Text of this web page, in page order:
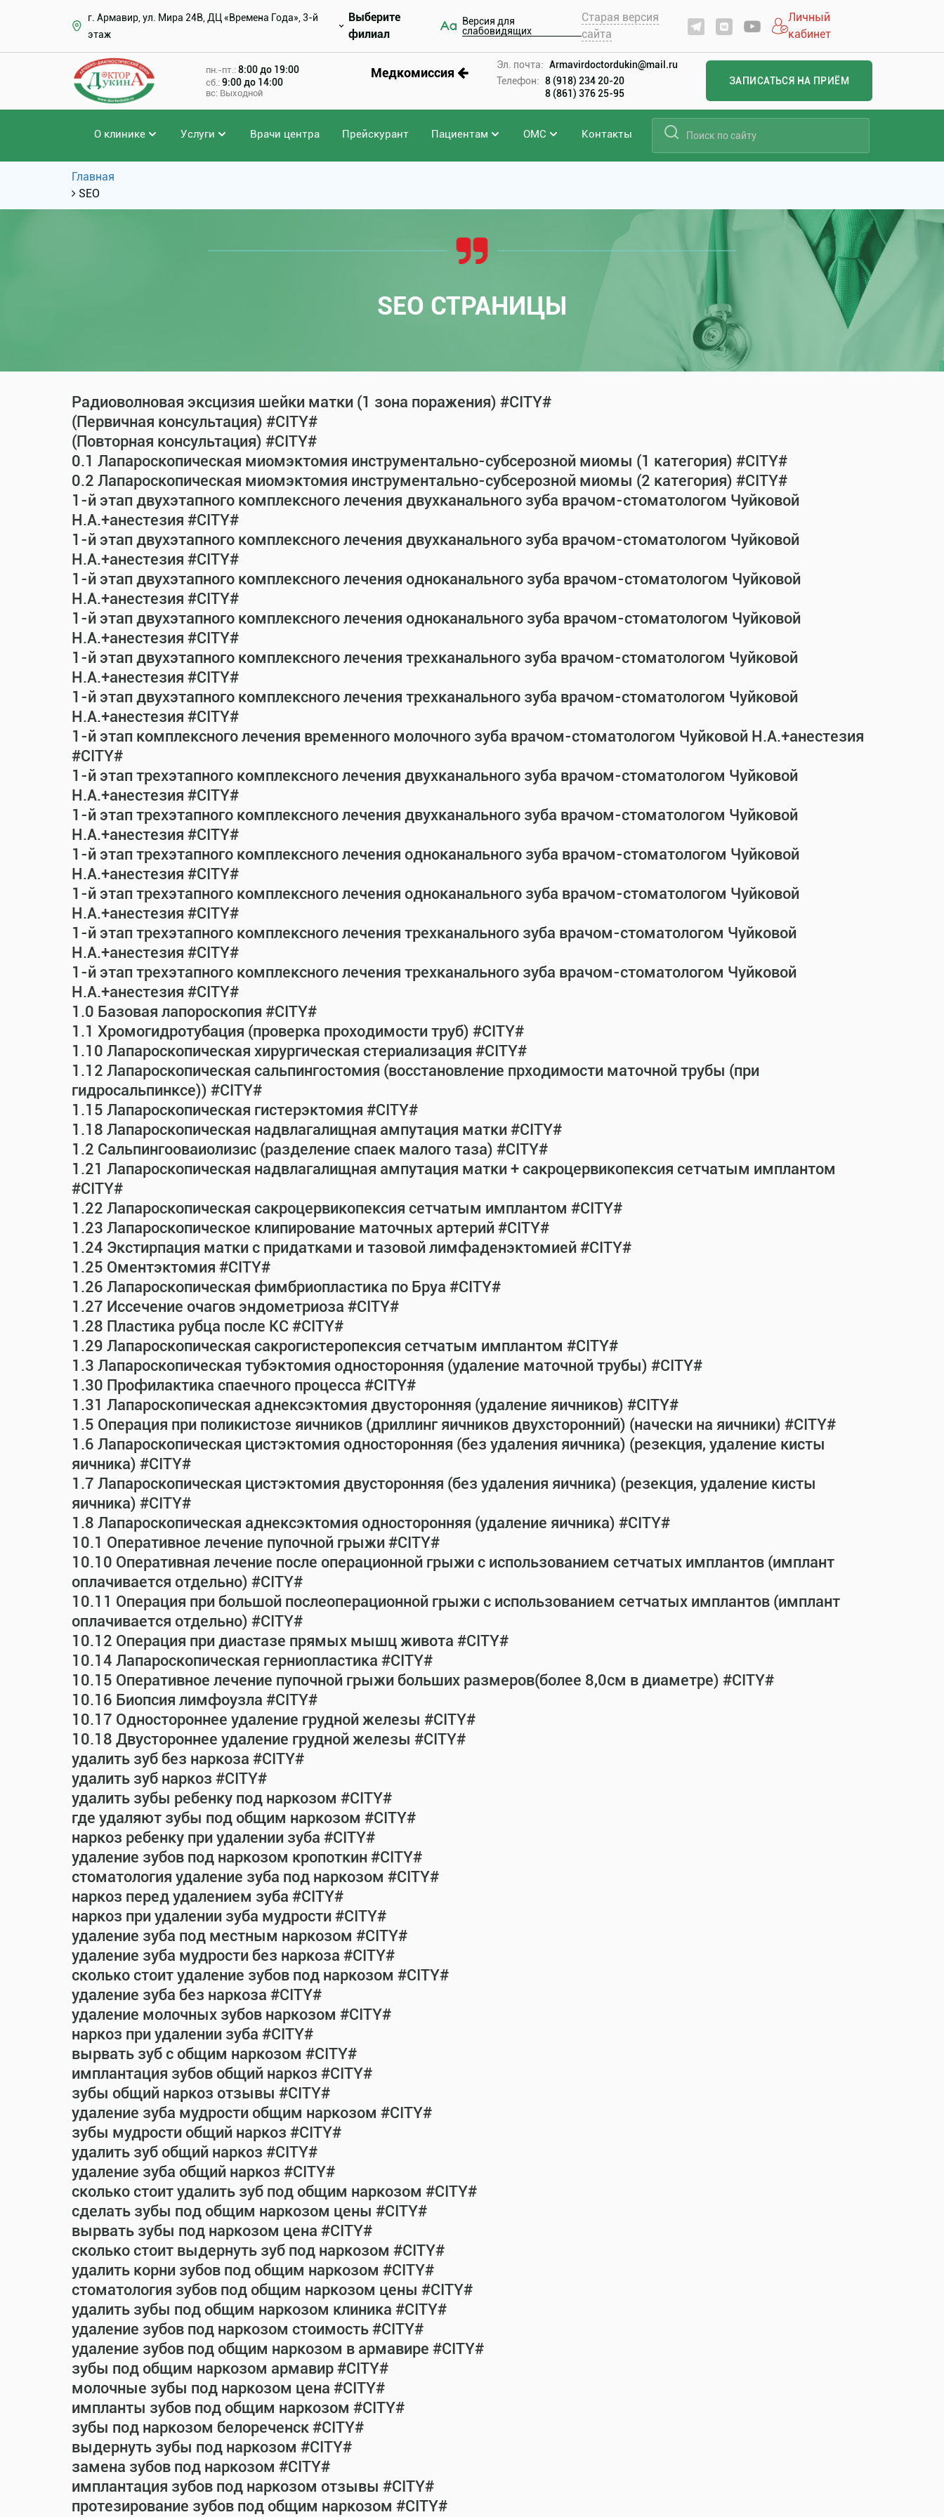
г. Армавир, ул. Мира 24В, ДЦ «Времена Года», 3-й
этаж
Выберите
филиал
Версия для
слабовидящих
Старая версия
сайта
Личный
кабинет
пн.-пт.:8:00 до 19:00
сб.:9:00 до 14:00
вс: Выходной
Медкомиссия
Эл. почта: Armavirdoctordukin@mail.ru
Телефон: 8 (918) 234 20-20
8 (861) 376 25-95
ЗАПИСАТЬСЯ НА ПРИЁМ
О клинике Услуги Врачи центра Прейскурант Пациентам ОМС Контакты
Главная
SEO
SEO СТРАНИЦЫ
Радиоволновая эксцизия шейки матки (1 зона поражения) #CITY#
(Первичная консультация) #CITY#
(Повторная консультация) #CITY#
0.1 Лапароскопическая миомэктомия инструментально-субсерозной миомы (1 категория) #CITY#
0.2 Лапароскопическая миомэктомия инструментально-субсерозной миомы (2 категория) #CITY#
1-й этап двухэтапного комплексного лечения двухканального зуба врачом-стоматологом Чуйковой
Н.А.+анестезия #CITY#
1-й этап двухэтапного комплексного лечения двухканального зуба врачом-стоматологом Чуйковой
Н.А.+анестезия #CITY#
1-й этап двухэтапного комплексного лечения одноканального зуба врачом-стоматологом Чуйковой
Н.А.+анестезия #CITY#
1-й этап двухэтапного комплексного лечения одноканального зуба врачом-стоматологом Чуйковой
Н.А.+анестезия #CITY#
1-й этап двухэтапного комплексного лечения трехканального зуба врачом-стоматологом Чуйковой
Н.А.+анестезия #CITY#
1-й этап двухэтапного комплексного лечения трехканального зуба врачом-стоматологом Чуйковой
Н.А.+анестезия #CITY#
1-й этап комплексного лечения временного молочного зуба врачом-стоматологом Чуйковой Н.А.+анестезия
#CITY#
1-й этап трехэтапного комплексного лечения двухканального зуба врачом-стоматологом Чуйковой
Н.А.+анестезия #CITY#
1-й этап трехэтапного комплексного лечения двухканального зуба врачом-стоматологом Чуйковой
Н.А.+анестезия #CITY#
1-й этап трехэтапного комплексного лечения одноканального зуба врачом-стоматологом Чуйковой
Н.А.+анестезия #CITY#
1-й этап трехэтапного комплексного лечения одноканального зуба врачом-стоматологом Чуйковой
Н.А.+анестезия #CITY#
1-й этап трехэтапного комплексного лечения трехканального зуба врачом-стоматологом Чуйковой
Н.А.+анестезия #CITY#
1-й этап трехэтапного комплексного лечения трехканального зуба врачом-стоматологом Чуйковой
Н.А.+анестезия #CITY#
1.0 Базовая лапороскопия #CITY#
1.1 Хромогидротубация (проверка проходимости труб) #CITY#
1.10 Лапароскопическая хирургическая стериализация #CITY#
1.12 Лапароскопическая сальпингостомия (восстановление прходимости маточной трубы (при
гидросальпинксе)) #CITY#
1.15 Лапароскопическая гистерэктомия #CITY#
1.18 Лапароскопическая надвлагалищная ампутация матки #CITY#
1.2 Сальпингооваиолизис (разделение спаек малого таза) #CITY#
1.21 Лапароскопическая надвлагалищная ампутация матки + сакроцервикопексия сетчатым имплантом
#CITY#
1.22 Лапароскопическая сакроцервикопексия сетчатым имплантом #CITY#
1.23 Лапароскопическое клипирование маточных артерий #CITY#
1.24 Экстирпация матки с придатками и тазовой лимфаденэктомией #CITY#
1.25 Оментэктомия #CITY#
1.26 Лапароскопическая фимбриопластика по Бруа #CITY#
1.27 Иссечение очагов эндометриоза #CITY#
1.28 Пластика рубца после КС #CITY#
1.29 Лапароскопическая сакрогистеропексия сетчатым имплантом #CITY#
1.3 Лапароскопическая тубэктомия односторонняя (удаление маточной трубы) #CITY#
1.30 Профилактика спаечного процесса #CITY#
1.31 Лапароскопическая аднексэктомия двусторонняя (удаление яичников) #CITY#
1.5 Операция при поликистозе яичников (дриллинг яичников двухсторонний) (начески на яичники) #CITY#
1.6 Лапароскопическая цистэктомия односторонняя (без удаления яичника) (резекция, удаление кисты
яичника) #CITY#
1.7 Лапароскопическая цистэктомия двусторонняя (без удаления яичника) (резекция, удаление кисты
яичника) #CITY#
1.8 Лапароскопическая аднексэктомия односторонняя (удаление яичника) #CITY#
10.1 Оперативное лечение пупочной грыжи #CITY#
10.10 Оперативная лечение после операционной грыжи с использованием сетчатых имплантов (имплант
оплачивается отдельно) #CITY#
10.11 Операция при большой послеоперационной грыжи с использованием сетчатых имплантов (имплант
оплачивается отдельно) #CITY#
10.12 Операция при диастазе прямых мышц живота #CITY#
10.14 Лапароскопическая герниопластика #CITY#
10.15 Оперативное лечение пупочной грыжи больших размеров(более 8,0см в диаметре) #CITY#
10.16 Биопсия лимфоузла #CITY#
10.17 Одностороннее удаление грудной железы #CITY#
10.18 Двустороннее удаление грудной железы #CITY#
удалить зуб без наркоза #CITY#
удалить зуб наркоз #CITY#
удалить зубы ребенку под наркозом #CITY#
где удаляют зубы под общим наркозом #CITY#
наркоз ребенку при удалении зуба #CITY#
удаление зубов под наркозом кропоткин #CITY#
стоматология удаление зуба под наркозом #CITY#
наркоз перед удалением зуба #CITY#
наркоз при удалении зуба мудрости #CITY#
удаление зуба под местным наркозом #CITY#
удаление зуба мудрости без наркоза #CITY#
сколько стоит удаление зубов под наркозом #CITY#
удаление зуба без наркоза #CITY#
удаление молочных зубов наркозом #CITY#
наркоз при удалении зуба #CITY#
вырвать зуб с общим наркозом #CITY#
имплантация зубов общий наркоз #CITY#
зубы общий наркоз отзывы #CITY#
удаление зуба мудрости общим наркозом #CITY#
зубы мудрости общий наркоз #CITY#
удалить зуб общий наркоз #CITY#
удаление зуба общий наркоз #CITY#
сколько стоит удалить зуб под общим наркозом #CITY#
сделать зубы под общим наркозом цены #CITY#
вырвать зубы под наркозом цена #CITY#
сколько стоит выдернуть зуб под наркозом #CITY#
удалить корни зубов под общим наркозом #CITY#
стоматология зубов под общим наркозом цены #CITY#
удалить зубы под общим наркозом клиника #CITY#
удаление зубов под наркозом стоимость #CITY#
удаление зубов под общим наркозом в армавире #CITY#
зубы под общим наркозом армавир #CITY#
молочные зубы под наркозом цена #CITY#
импланты зубов под общим наркозом #CITY#
зубы под наркозом белореченск #CITY#
выдернуть зубы под наркозом #CITY#
замена зубов под наркозом #CITY#
имплантация зубов под наркозом отзывы #CITY#
протезирование зубов под общим наркозом #CITY#